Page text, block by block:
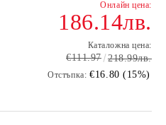
186.14лв.
Каталожна цена:
€111.97 218.99лв.
Отстъпка: €16.80 (15%)